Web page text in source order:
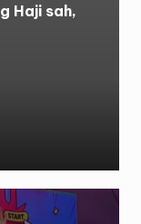
Haji sah,